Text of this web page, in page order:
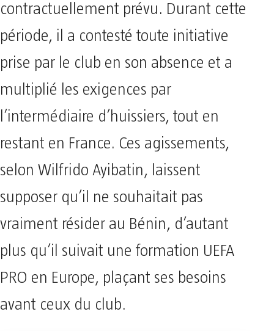
contractuellement prévu. Durant cette
période, il a contesté toute initiative
prise par le club en son absence et a
multiplié les exigences par
l’intermédiaire d’huissiers, tout en
restant en France. Ces agissements,
selon Wilfrido Ayibatin, laissent
supposer qu’il ne souhaitait pas
vraiment résider au Bénin, d’autant
plus qu’il suivait une formation UEFA
PRO en Europe, plaçant ses besoins
avant ceux du club.